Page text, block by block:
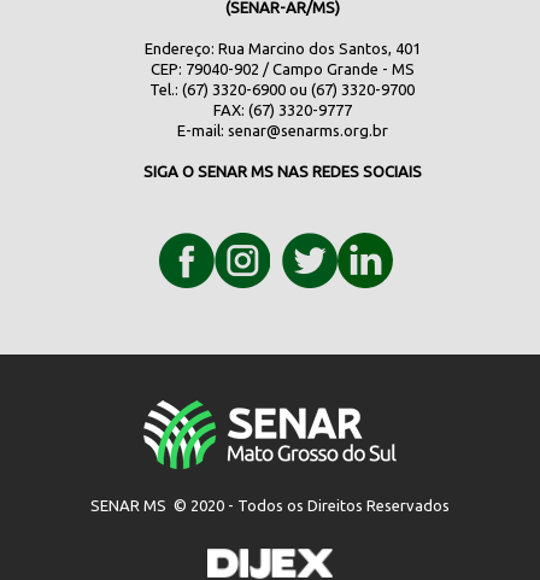
(SENAR-AR/MS)
Endereço: Rua Marcino dos Santos, 401
CEP: 79040-902 / Campo Grande - MS
Tel.: (67) 3320-6900 ou (67) 3320-9700
FAX: (67) 3320-9777
E-mail: senar@senarms.org.br
SIGA O SENAR MS NAS REDES SOCIAIS
SENAR MS © 2020 - Todos os Direitos Reservados